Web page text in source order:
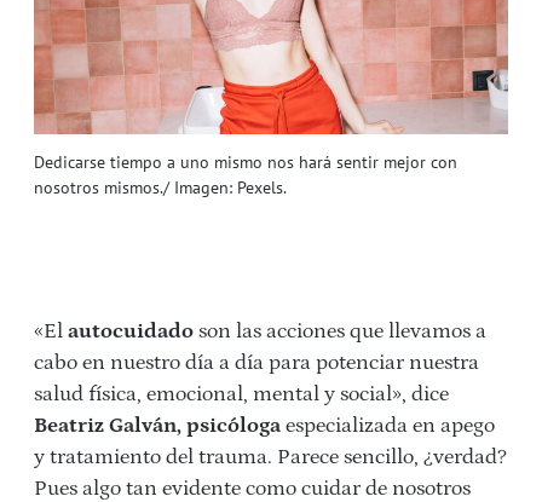
Dedicarse tiempo a uno mismo nos hará sentir mejor con
nosotros mismos./ Imagen: Pexels.
«El autocuidado son las acciones que llevamos a
cabo en nuestro día a día para potenciar nuestra
salud física, emocional, mental y social», dice
Beatriz Galván, psicóloga especializada en apego
y tratamiento del trauma. Parece sencillo, ¿verdad?
Pues algo tan evidente como cuidar de nosotros